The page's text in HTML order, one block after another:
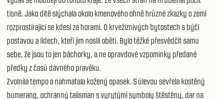
tísně. Jako dítě slýchala okolo kmenového ohně hrůzné zkazky o zemi
rozprostírající se kdesi za horami. O krvežíznivých bytostech s býčí
postavou a lidech, kteří jim nosili oběti. Bylo těžké přesvědčit samu
sebe, že jsou to jen báchorky, a ne opravdové vzpomínky předané
předky z časů dávného pravěku.
Zvolnila tempo a nahmatala kožený opasek. S úlevou sevřela kostěný
bumerang, ochranný talisman s vyrytými symboly štěstěny, dar na